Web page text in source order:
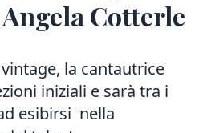
Cotterle
la cantautrice
zioni iniziali e sarà tra i
esibirsi nella